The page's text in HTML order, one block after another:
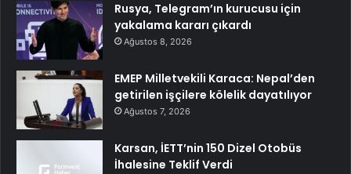
Rusya, Telegram’ın kurucusu için
yakalama kararı çıkardı
Ağustos 8, 2026
EMEP Milletvekili Karaca: Nepal’den
getirilen işçilere kölelik dayatılıyor
Ağustos 7, 2026
Karsan, İETT’nin 150 Dizel Otobüs
İhalesine Teklif Verdi